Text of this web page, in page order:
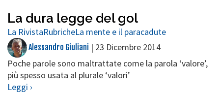
La dura legge del gol
La RivistaRubricheLa mente e il paracadute
Alessandro Giuliani | 23 Dicembre 2014
Poche parole sono maltrattate come la parola ‘valore’,
più spesso usata al plurale ‘valori’
Leggi ›